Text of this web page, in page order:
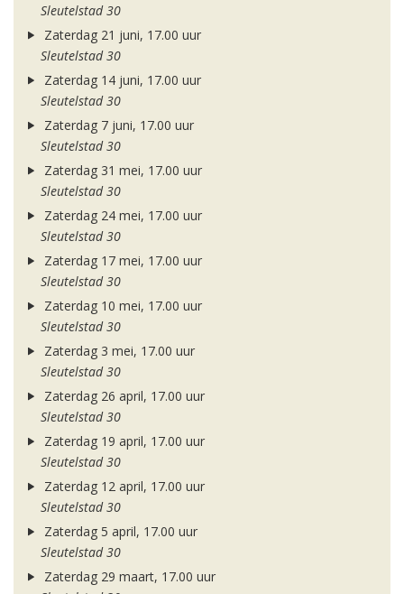
Sleutelstad 30
Zaterdag 21 juni, 17.00 uur
Sleutelstad 30
Zaterdag 14 juni, 17.00 uur
Sleutelstad 30
Zaterdag 7 juni, 17.00 uur
Sleutelstad 30
Zaterdag 31 mei, 17.00 uur
Sleutelstad 30
Zaterdag 24 mei, 17.00 uur
Sleutelstad 30
Zaterdag 17 mei, 17.00 uur
Sleutelstad 30
Zaterdag 10 mei, 17.00 uur
Sleutelstad 30
Zaterdag 3 mei, 17.00 uur
Sleutelstad 30
Zaterdag 26 april, 17.00 uur
Sleutelstad 30
Zaterdag 19 april, 17.00 uur
Sleutelstad 30
Zaterdag 12 april, 17.00 uur
Sleutelstad 30
Zaterdag 5 april, 17.00 uur
Sleutelstad 30
Zaterdag 29 maart, 17.00 uur